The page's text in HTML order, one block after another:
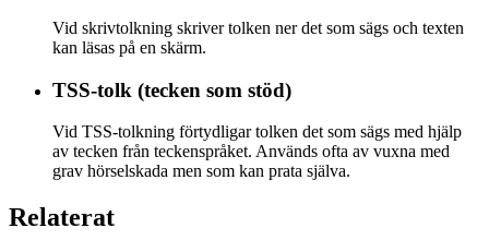
Vid skrivtolkning skriver tolken ner det som sägs och texten
kan läsas på en skärm.
TSS-tolk (tecken som stöd)
Vid TSS-tolkning förtydligar tolken det som sägs med hjälp
av tecken från teckenspråket. Används ofta av vuxna med
grav hörselskada men som kan prata själva.
Relaterat